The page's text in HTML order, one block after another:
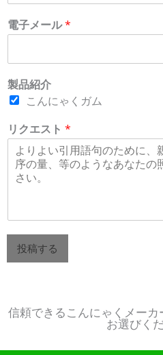
電子メール*
製品紹介
こんにゃくガム
リクエスト *
投稿する
信頼できるこんにゃくメー
お選びく